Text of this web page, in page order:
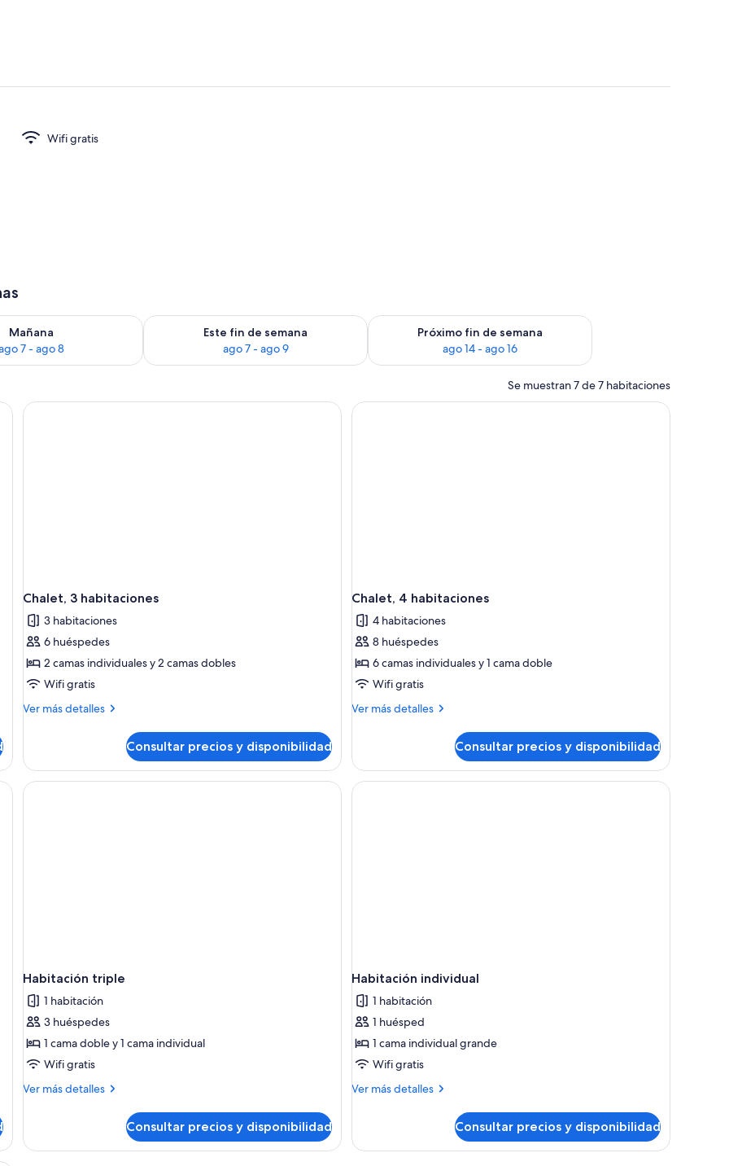
Wifi gratis
7
Mañana
7 - ago 8
para mañana, ago 7 - ago 8
Este fin de semana
ago 7 - ago 9
Consulta la disponibilidad para este fin de semana, ago 7 - ago 9
Próximo fin de semana
ago 14 - ago 16
Consulta la disponibilidad para el próximo fin de semana,
Se muestran 7 de 7 habitaciones
Chalet, 3 habitaciones
3 habitaciones
6 huéspedes
2 camas individuales y 2 camas dobles
Wifi gratis
Ver más detalles
Más
3
habitaciones
Consultar precios y disponibilidad
Chalet, 4 habitaciones
4 habitaciones
8 huéspedes
6 camas individuales y 1 cama doble
Wifi gratis
Ver más detalles
Más
4
habitaciones
Consultar precios y disponibilidad
Habitación triple
1 habitación
3 huéspedes
1 cama doble y 1 cama individual
Wifi gratis
Ver más detalles
Más
triple
Consultar precios y disponibilidad
Habitación individual
1 habitación
1 huésped
1 cama individual grande
Wifi gratis
Ver más detalles
Más
individual
Consultar precios y disponibilidad